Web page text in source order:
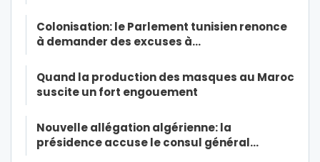
Colonisation: le Parlement tunisien renonce
à demander des excuses à…
Quand la production des masques au Maroc
suscite un fort engouement
Nouvelle allégation algérienne: la
présidence accuse le consul général…